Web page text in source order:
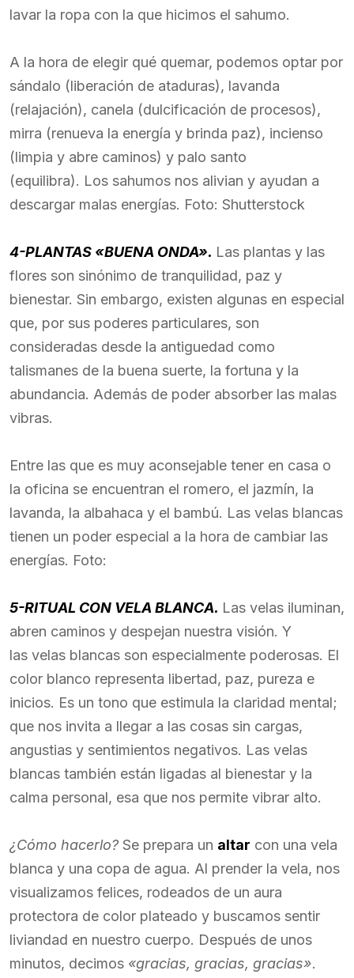
lavar la ropa con la que hicimos el sahumo.
A la hora de elegir qué quemar, podemos optar por
sándalo (liberación de ataduras), lavanda
(relajación), canela (dulcificación de procesos),
mirra (renueva la energía y brinda paz), incienso
(limpia y abre caminos) y palo santo
(equilibra). Los sahumos nos alivian y ayudan a
descargar malas energías. Foto: Shutterstock
4-PLANTAS «BUENA ONDA». Las plantas y las
flores son sinónimo de tranquilidad, paz y
bienestar. Sin embargo, existen algunas en especial
que, por sus poderes particulares, son
consideradas desde la antiguedad como
talismanes de la buena suerte, la fortuna y la
abundancia. Además de poder absorber las malas
vibras.
Entre las que es muy aconsejable tener en casa o
la oficina se encuentran el romero, el jazmín, la
lavanda, la albahaca y el bambú. Las velas blancas
tienen un poder especial a la hora de cambiar las
energías. Foto:
5-RITUAL CON VELA BLANCA. Las velas iluminan,
abren caminos y despejan nuestra visión. Y
las velas blancas son especialmente poderosas. El
color blanco representa libertad, paz, pureza e
inicios. Es un tono que estimula la claridad mental;
que nos invita a llegar a las cosas sin cargas,
angustias y sentimientos negativos. Las velas
blancas también están ligadas al bienestar y la
calma personal, esa que nos permite vibrar alto.
¿Cómo hacerlo? Se prepara un altar con una vela
blanca y una copa de agua. Al prender la vela, nos
visualizamos felices, rodeados de un aura
protectora de color plateado y buscamos sentir
liviandad en nuestro cuerpo. Después de unos
minutos, decimos «gracias, gracias, gracias».